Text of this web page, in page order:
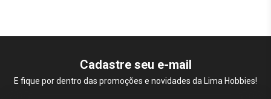
Cadastre seu e-mail
E fique por dentro das promoções e novidades da Lima Hobbies!